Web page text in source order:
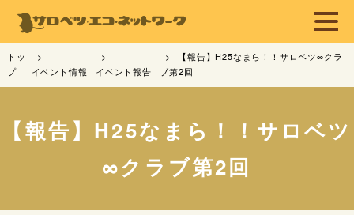
トッ
プ
イベント情報 イベント報告
【報告】H25なまら！！サロベツ∞クラ
ブ第2回
【報告】H25なまら！！サロベツ
∞クラブ第2回